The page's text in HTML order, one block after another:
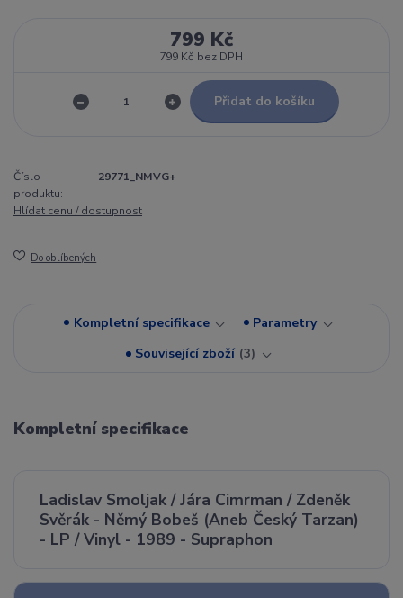
799 Kč
799 Kč bez DPH
Přidat do košíku
Číslo
produktu:
29771_NMVG+
Hlídat cenu / dostupnost
Do oblíbených
Kompletní specifikace
Parametry
Související zboží 3
Kompletní specifikace
Ladislav Smoljak / Jára Cimrman / Zdeněk
Svěrák - Němý Bobeš (Aneb Český Tarzan)
- LP / Vinyl - 1989 - Supraphon